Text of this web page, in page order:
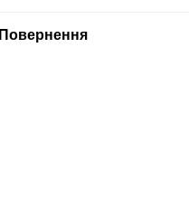
Повернення